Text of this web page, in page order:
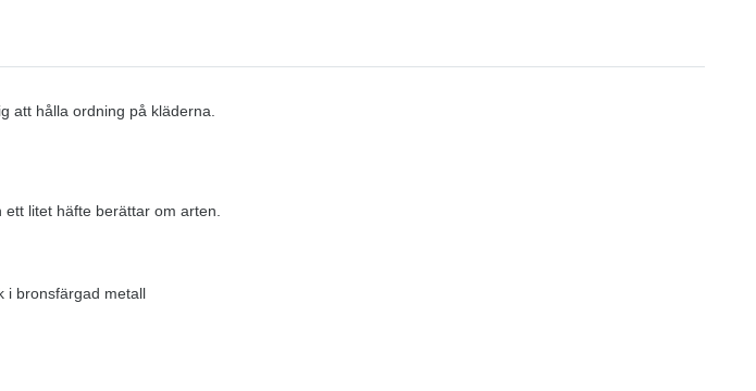
att hålla ordning på kläderna.
litet häfte berättar om arten.
i bronsfärgad metall